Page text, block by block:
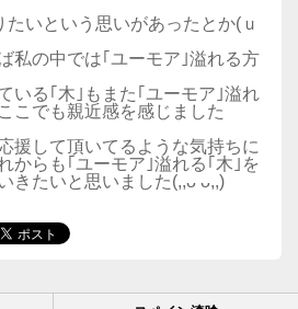
いという思いがあったとか(ｕ
私の中では｢ユーモア｣溢れる方
いる｢木｣もまた｢ユーモア｣溢れ
こでも親近感を感じました
援して頂いてるような気持ちに
からも｢ユーモア｣溢れる｢木｣を
きたいと思いました(,,ᴗ ᴗ,,)